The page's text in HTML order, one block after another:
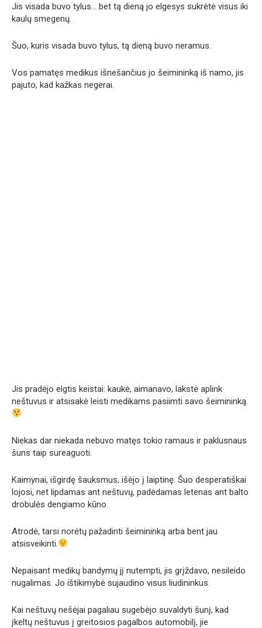
Jis visada buvo tylus… bet tą dieną jo elgesys sukrėtė visus iki
kaulų smegenų.
Šuo, kuris visada buvo tylus, tą dieną buvo neramus.
Vos pamatęs medikus išnešančius jo šeimininką iš namo, jis
pajuto, kad kažkas negerai.
Jis pradėjo elgtis keistai: kaukė, aimanavo, lakstė aplink
neštuvus ir atsisakė leisti medikams pasiimti savo šeimininką.
Niekas dar niekada nebuvo matęs tokio ramaus ir paklusnaus
šuns taip sureaguoti.
Kaimynai, išgirdę šauksmus, išėjo į laiptinę. Šuo desperatiškai
lojosi, net lipdamas ant neštuvų, padėdamas letenas ant balto
drobulės dengiamo kūno.
Atrodė, tarsi norėtų pažadinti šeimininką arba bent jau
atsisveikinti.
Nepaisant medikų bandymų jį nutempti, jis grįždavo, nesileido
nugalimas. Jo ištikimybė sujaudino visus liudininkus.
Kai neštuvų nešėjai pagaliau sugebėjo suvaldyti šunį, kad
įkeltų neštuvus į greitosios pagalbos automobilį, jie